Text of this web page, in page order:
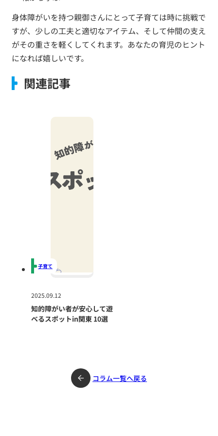
身体障がいを持つ親御さんにとって子育ては時に挑戦で
すが、少しの工夫と適切なアイテム、そして仲間の支え
がその重さを軽くしてくれます。あなたの育児のヒント
になれば嬉しいです。
関連記事
2025.09.12
知的障がい者が安心して遊
べるスポットin関東 10選
子育て
コラム一覧へ戻る